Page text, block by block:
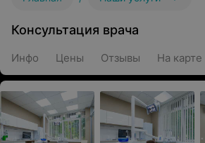
Консультация врача
Инфо Цены Отзывы На карте